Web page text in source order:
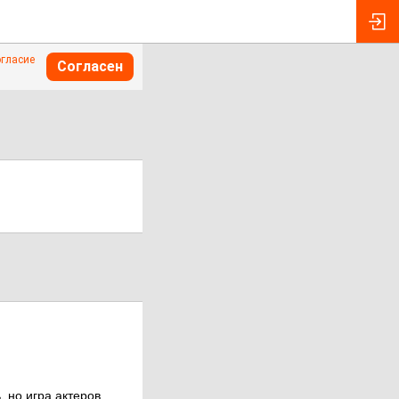
Согласен
игра актеров